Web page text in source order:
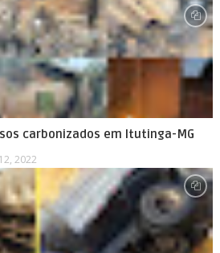
carbonizados em Itutinga-MG
2022